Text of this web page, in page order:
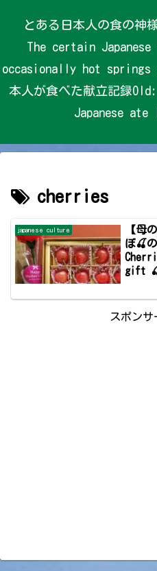
とある日本人の食の神
The certain
occasionally hot springs
本人が食べた献立記録
Japanese
cherries
japanese culture
【母
ぼ🍒
gift
スポンサ